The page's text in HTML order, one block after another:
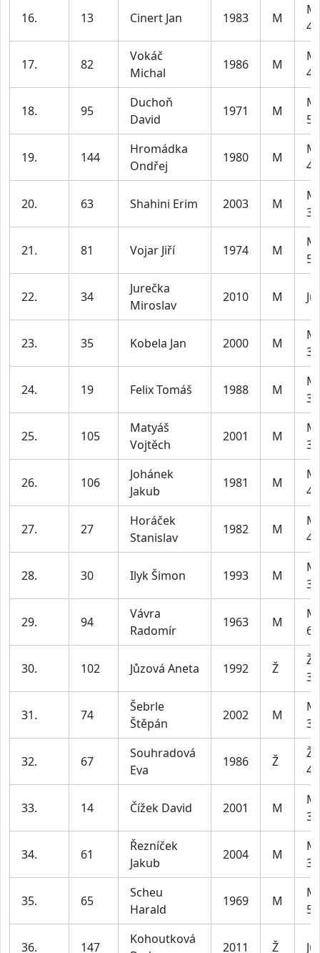
16. 13 Cinert Jan 1983 M
17. 82
Vokáč
Michal
1986 M
18. 95
Duchoň
David
1971 M
19. 144
Hromádka
Ondřej
1980 M
20. 63 Shahini Erim 2003 M
21. 81 Vojar Jiří 1974 M
22. 34
Jurečka
Miroslav
2010 M
23. 35 Kobela Jan 2000 M
24. 19 Felix Tomáš 1988 M
25. 105
Matyáš
Vojtěch
2001 M
26. 106
Johánek
Jakub
1981 M
27. 27
Horáček
Stanislav
1982 M
28. 30 Ilyk Šimon 1993 M
29. 94
Vávra
Radomír
1963 M
30. 102 Jůzová Aneta 1992 Ž
31. 74
Šebrle
Štěpán
2002 M
32. 67
Souhradová
Eva
1986 Ž
33. 14 Čížek David 2001 M
34. 61
Řezníček
Jakub
2004 M
35. 65
Scheu
Harald
1969 M
36. 147
Kohoutková
2011 Ž